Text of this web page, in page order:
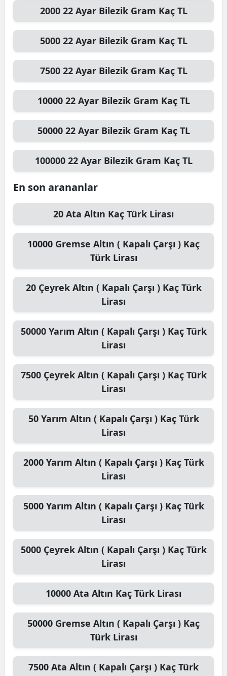
2000 22 Ayar Bilezik Gram Kaç TL
5000 22 Ayar Bilezik Gram Kaç TL
7500 22 Ayar Bilezik Gram Kaç TL
10000 22 Ayar Bilezik Gram Kaç TL
50000 22 Ayar Bilezik Gram Kaç TL
100000 22 Ayar Bilezik Gram Kaç TL
En son arananlar
20 Ata Altın Kaç Türk Lirası
10000 Gremse Altın ( Kapalı Çarşı ) Kaç
Türk Lirası
20 Çeyrek Altın ( Kapalı Çarşı )Kaç Türk
Lirası
50000 Yarım Altın ( Kapalı Çarşı )Kaç Türk
Lirası
7500 Çeyrek Altın ( Kapalı Çarşı )Kaç Türk
Lirası
50 Yarım Altın ( Kapalı Çarşı )Kaç Türk
Lirası
2000 Yarım Altın ( Kapalı Çarşı )Kaç Türk
Lirası
5000 Yarım Altın ( Kapalı Çarşı )Kaç Türk
Lirası
5000 Çeyrek Altın ( Kapalı Çarşı )Kaç Türk
Lirası
10000 Ata Altın Kaç Türk Lirası
50000 Gremse Altın ( Kapalı Çarşı ) Kaç
Türk Lirası
7500 Ata Altın ( Kapalı Çarşı ) Kaç Türk